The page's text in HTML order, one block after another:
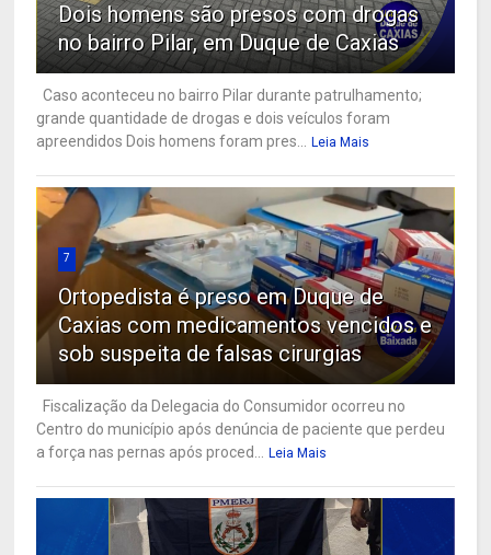
Dois homens são presos com drogas
no bairro Pilar, em Duque de Caxias
Caso aconteceu no bairro Pilar durante patrulhamento;
grande quantidade de drogas e dois veículos foram
apreendidos Dois homens foram pres... Leia Mais
7
Ortopedista é preso em Duque de
Caxias com medicamentos vencidos e
sob suspeita de falsas cirurgias
Fiscalização da Delegacia do Consumidor ocorreu no
Centro do município após denúncia de paciente que perdeu
a força nas pernas após proced... Leia Mais